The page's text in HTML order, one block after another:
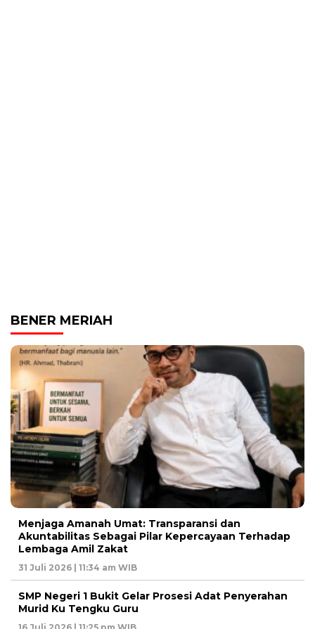
BENER MERIAH
Menjaga Amanah Umat: Transparansi dan
Akuntabilitas Sebagai Pilar Kepercayaan Terhadap
Lembaga Amil Zakat
31 Juli 2026 | 11:34 am WIB
SMP Negeri 1 Bukit Gelar Prosesi Adat Penyerahan
Murid Ku Tengku Guru